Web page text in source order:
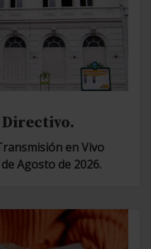
Directivo.
en Vivo
Agosto de 2026.